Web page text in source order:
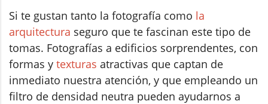
Si te gustan tanto la fotografía como la
arquitectura seguro que te fascinan este tipo de
tomas. Fotografías a edificios sorprendentes, con
formas y texturas atractivas que captan de
inmediato nuestra atención, y que empleando un
filtro de densidad neutra pueden ayudarnos a